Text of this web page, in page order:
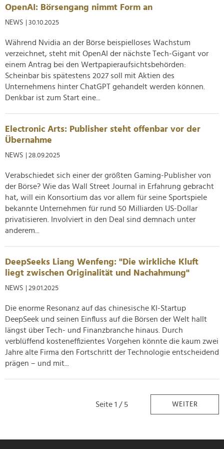
analysieren. Außerdem geben wir Informationen zu Ihrer
Verwendung unserer Website an unsere Partner für
soziale Medien, Werbung und Analysen weiter. Unsere
Partner führen diese Informationen möglicherweise mit
weiteren Daten zusammen, die Sie ihnen bereitgestellt
haben oder die sie im Rahmen Ihrer Nutzung der Dienste
gesammelt haben.
OpenAI: Börsengang nimmt Form an
NEWS | 30.10.2025
Während Nvidia an der Börse beispielloses Wachstum
verzeichnet, steht mit OpenAI der nächste Tech-Gigant vor
einem Antrag bei den Wertpapieraufsichtsbehörden:
Scheinbar bis spätestens 2027 soll mit Aktien des
Unternehmens hinter ChatGPT gehandelt werden können.
Denkbar ist zum Start eine...
Electronic Arts: Publisher steht offenbar vor der
Übernahme
NEWS | 28.09.2025
Verabschiedet sich einer der größten Gaming-Publisher von
der Börse? Wie das Wall Street Journal in Erfahrung gebracht
hat, will ein Konsortium das vor allem für seine Sportspiele
bekannte Unternehmen für rund 50 Milliarden US-Dollar
privatisieren. Involviert in den Deal sind demnach unter
anderem...
DeepSeeks Liang Wenfeng: "Die wirkliche Kluft
liegt zwischen Originalität und Nachahmung"
NEWS | 29.01.2025
Die enorme Resonanz auf das chinesische KI-Startup
DeepSeek und seinen Einfluss auf die Börsen der Welt hallt
längst über Tech- und Finanzbranche hinaus. Durch
verblüffend kosteneffizientes Vorgehen könnte die kaum zwei
Jahre alte Firma den Fortschritt der Technologie entscheidend
prägen – und mit...
Seite 1 / 5 WEITER